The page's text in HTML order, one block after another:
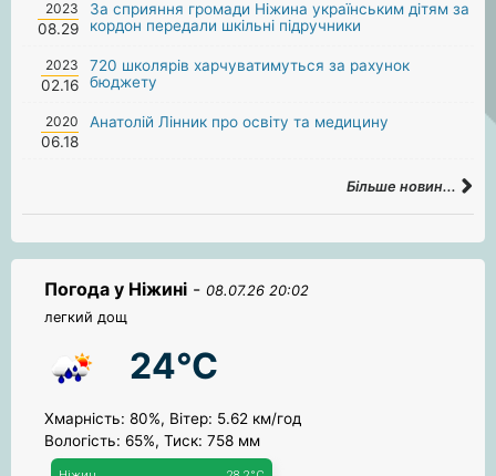
2023
08.29
За сприяння громади Ніжина українським дітям за
кордон передали шкільні підручники
2023
02.16
720 школярів харчуватимуться за рахунок
бюджету
2020
06.18
Анатолій Лінник про освіту та медицину
Більше новин...
Погода у Ніжині - 08.07.26 20:02
легкий дощ
24°C
Хмарність: 80%, Вітер: 5.62 км/год
Вологість: 65%, Тиск: 758 мм